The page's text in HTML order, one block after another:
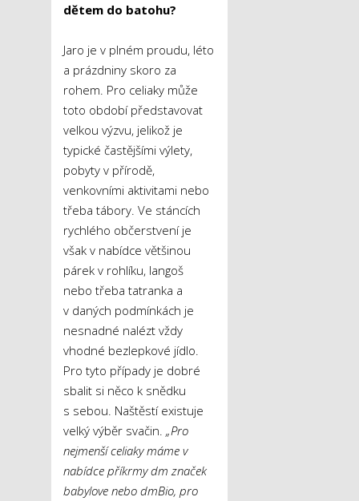
dětem do batohu?
Jaro je v plném proudu, léto
a prázdniny skoro za
rohem. Pro celiaky může
toto období představovat
velkou výzvu, jelikož je
typické častějšími výlety,
pobyty v přírodě,
venkovními aktivitami nebo
třeba tábory. Ve stáncích
rychlého občerstvení je
však v nabídce většinou
párek v rohlíku, langoš
nebo třeba tatranka a
v daných podmínkách je
nesnadné nalézt vždy
vhodné bezlepkové jídlo.
Pro tyto případy je dobré
sbalit si něco k snědku
s sebou. Naštěstí existuje
velký výběr svačin. „Pro
nejmenší celiaky máme v
nabídce příkrmy dm značek
babylove nebo dmBio, pro